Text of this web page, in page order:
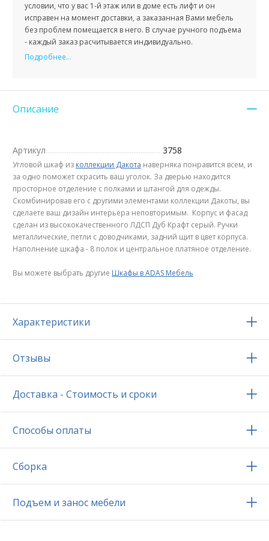
условии, что у вас 1-й этаж или в доме есть лифт и он
исправен на момент доставки, а заказанная Вами мебель
без проблем помещается в него. В случае ручного подъема
- каждый заказ расчитывается индивидуально.
Подробнее...
Описание
Артикул 3758
Угловой шкаф из коллекции Дакота наверняка понравится всем, и
за одно поможет скрасить ваш уголок. За дверью находится
просторное отделение c полками и штангой для одежды.
Скомбинировав его с другими элементами коллекции Дакоты, вы
сделаете ваш дизайн интерьера неповторимым. Корпус и фасад
сделан из высококачественного ЛДСП Дуб Крафт серый. Ручки
металлические, петли с доводчиками, задний щит в цвет корпуса.
Наполнение шкафа - 8 полок и центральное платяное отделение.
Вы можете выбрать другие Шкафы в ADAS Мебель
Характеристики
Отзывы
Доставка - Стоимость и сроки
Способы оплаты
Сборка
Подъем и занос мебели